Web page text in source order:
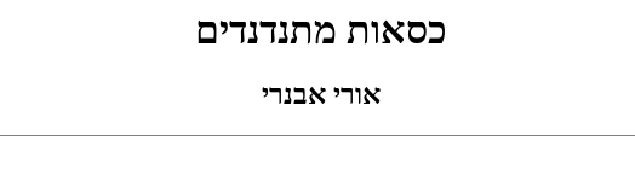
כסאות מתנדנדים
אורי אבנרי